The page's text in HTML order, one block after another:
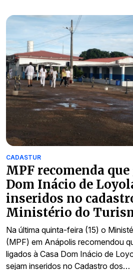
CADASTUR
MPF recomenda
Dom Inácio de
inseridos no
Ministério do
Na última quinta-feira (15) o
(MPF) em Anápolis recomendou
ligados à Casa Dom Inácio de
sejam inseridos no Cadastro dos…